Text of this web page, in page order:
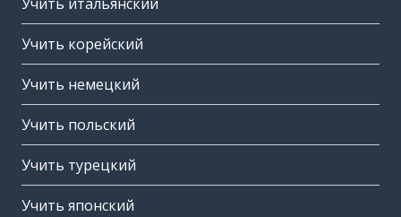
Учить корейский
Учить немецкий
Учить польский
Учить турецкий
Учить японский